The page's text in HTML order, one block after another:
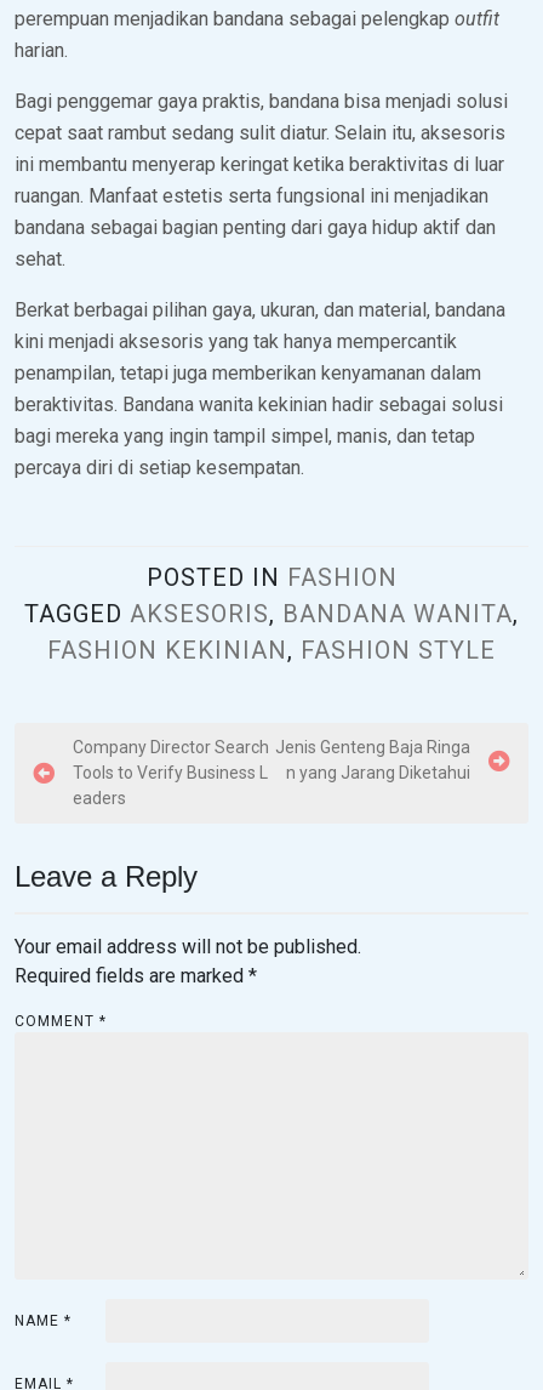
perempuan menjadikan bandana sebagai pelengkap outfit
harian.
Bagi penggemar gaya praktis, bandana bisa menjadi solusi
cepat saat rambut sedang sulit diatur. Selain itu, aksesoris
ini membantu menyerap keringat ketika beraktivitas di luar
ruangan. Manfaat estetis serta fungsional ini menjadikan
bandana sebagai bagian penting dari gaya hidup aktif dan
sehat.
Berkat berbagai pilihan gaya, ukuran, dan material, bandana
kini menjadi aksesoris yang tak hanya mempercantik
penampilan, tetapi juga memberikan kenyamanan dalam
beraktivitas. Bandana wanita kekinian hadir sebagai solusi
bagi mereka yang ingin tampil simpel, manis, dan tetap
percaya diri di setiap kesempatan.
POSTED IN FASHION
TAGGED AKSESORIS, BANDANA WANITA,
FASHION KEKINIAN, FASHION STYLE
o
n
a
v
i
Company Director Search
Tools to Verify Business L
eaders
Jenis Genteng Baja Ringa
n yang Jarang Diketahui
Leave a Reply
Your email address will not be published.
Required fields are marked *
COMMENT *
NAME *
EMAIL *